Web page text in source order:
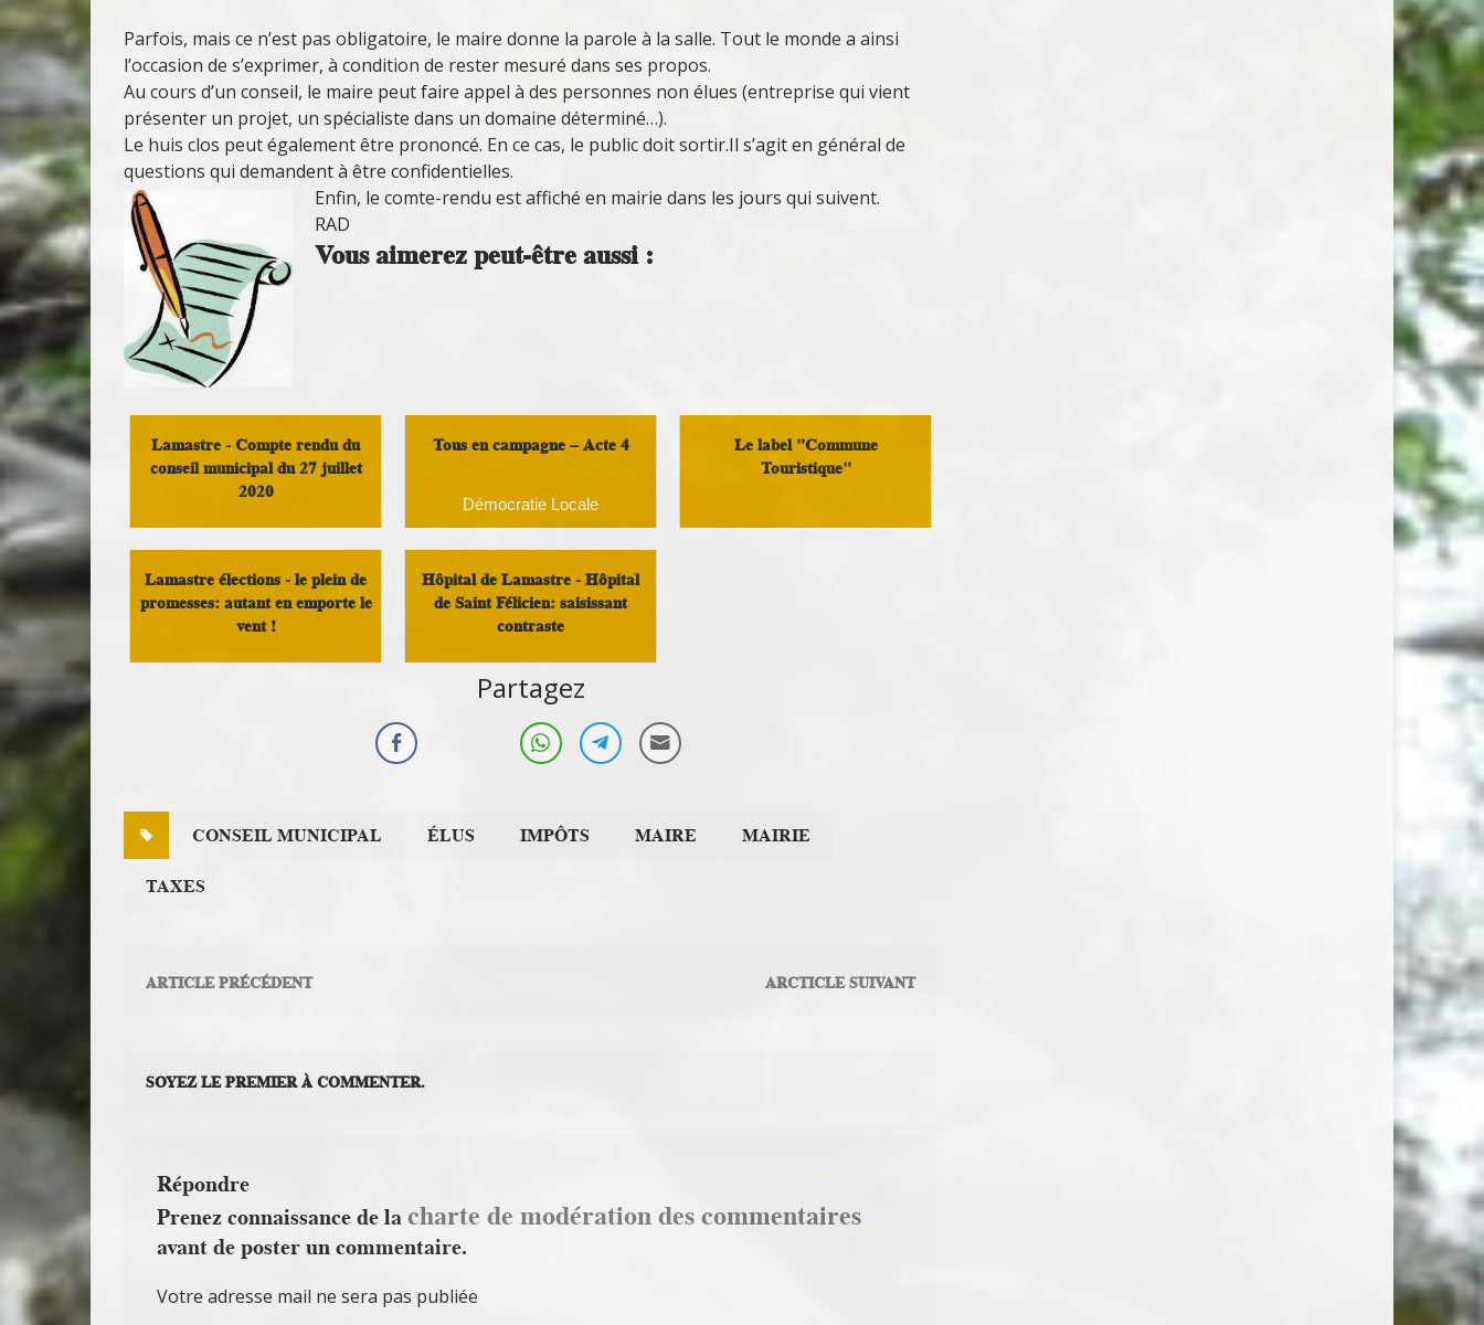
Parfois, mais ce n’est pas obligatoire, le maire donne la parole à la salle. Tout le monde a ainsi
l’occasion de s’exprimer, à condition de rester mesuré dans ses propos.
Au cours d’un conseil, le maire peut faire appel à des personnes non élues (entreprise qui vient
présenter un projet, un spécialiste dans un domaine déterminé…).
Le huis clos peut également être prononcé. En ce cas, le public doit sortir.Il s’agit en général de
questions qui demandent à être confidentielles.
Enfin, le comte-rendu est affiché en mairie dans les jours qui suivent.
RAD
Vous aimerez peut-être aussi :
Lamastre - Compte rendu du
conseil municipal du 27 juillet
2020
Compte rendu de conseil
municipal
Tous en campagne – Acte 4
Démocratie Locale
Le label "Commune
Touristique"
Analyse et réflexion
Lamastre élections - le plein de
promesses: autant en emporte le
vent !
Hôpital de Lamastre - Hôpital
de Saint Félicien: saisissant
contraste
Santé et solidarité
Partagez
CONSEIL MUNICIPAL ÉLUS IMPÔTS MAIRE MAIRIE
TAXES
ARTICLE PRÉCÉDENT ARCTICLE SUIVANT
SOYEZ LE PREMIER À COMMENTER.
Répondre
Prenez connaissance de lacharte de modération des commentaires
avant de poster un commentaire.
Votre adresse mail ne sera pas publiée